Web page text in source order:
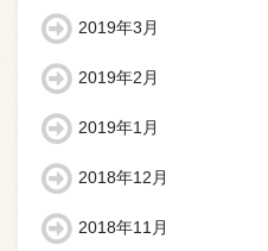
2019年3月
2019年2月
2019年1月
2018年12月
2018年11月